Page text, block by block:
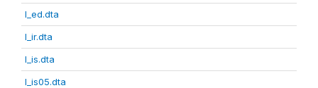
l_ed.dta
l_ir.dta
l_is.dta
l_is05.dta